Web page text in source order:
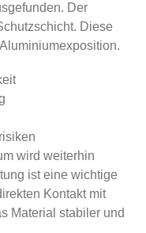
Der
Diese
wird weiterhin
ist eine wichtige
Kontakt mit
Material stabiler und